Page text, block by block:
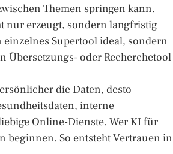
Themen springen kann.
nur erzeugt, sondern langfristig
Supertool ideal, sondern
Übersetzungs- oder Recherchetool
die Daten, desto
interne
Online-Dienste. Wer KI für
So entsteht Vertrauen in